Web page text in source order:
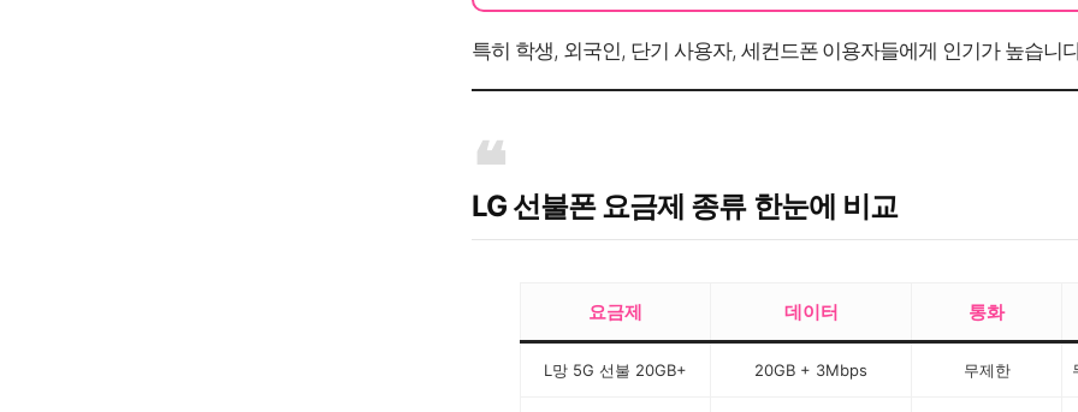
특히 학생, 외국인, 단기 사용자, 세컨드폰 이용자들에게 인기가 높습니
LG 선불폰 요금제 종류 한눈에 비교
요금제 데이터 통화
L망 5G 선불 20GB+ 20GB + 3Mbps 무제한